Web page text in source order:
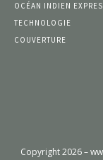
OCÉAN INDIEN
TECHNOLOGIE
COUVERTURE
Copyright 2026 –